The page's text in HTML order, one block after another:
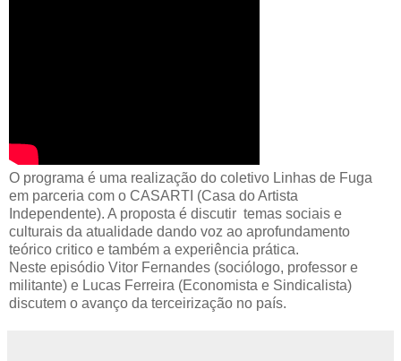
O programa é uma realização do coletivo Linhas de Fuga
em parceria com o CASARTI (Casa do Artista
Independente). A proposta é discutir temas sociais e
culturais da atualidade dando voz ao aprofundamento
teórico critico e também a experiência prática.
Neste episódio Vitor Fernandes (sociólogo, professor e
militante) e Lucas Ferreira (Economista e Sindicalista)
discutem o avanço da terceirização no país.